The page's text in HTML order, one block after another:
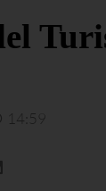
14:59